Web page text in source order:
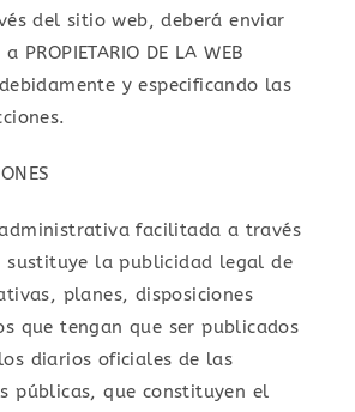
del sitio web, deberá enviar
PROPIETARIO DE LA WEB
y especificando las
facilitada a través
sustituye la publicidad legal de
planes, disposiciones
que tengan que ser publicados
diarios oficiales de las
públicas, que constituyen el